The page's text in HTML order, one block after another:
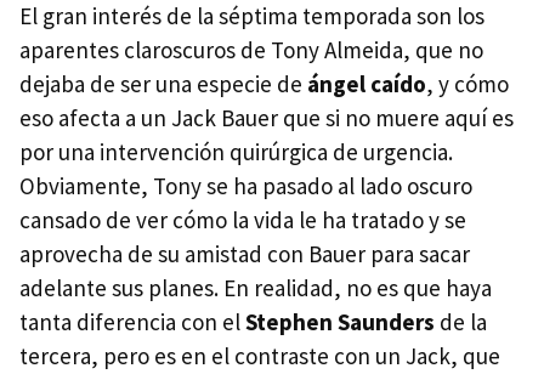
El gran interés de la séptima temporada son los
aparentes claroscuros de Tony Almeida, que no
dejaba de ser una especie de ángel caído, y cómo
eso afecta a un Jack Bauer que si no muere aquí es
por una intervención quirúrgica de urgencia.
Obviamente, Tony se ha pasado al lado oscuro
cansado de ver cómo la vida le ha tratado y se
aprovecha de su amistad con Bauer para sacar
adelante sus planes. En realidad, no es que haya
tanta diferencia con elStephen Saunders de la
tercera, pero es en el contraste con un Jack, que